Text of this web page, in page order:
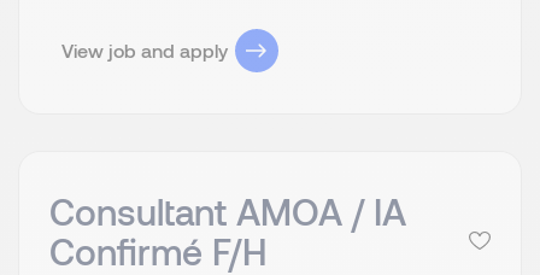
View job and apply
Consultant AMOA / IA
Confirmé F/H